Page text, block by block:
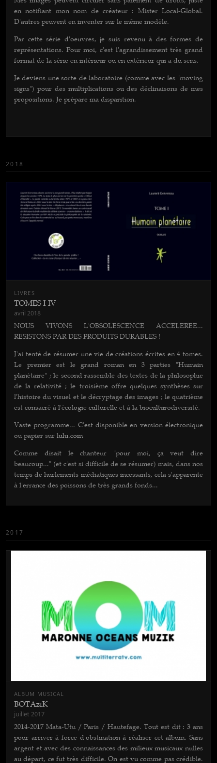
en notifiant mon nom de créateur : Mister Local-Global.
D'autres peuvent en inventer sur le même modèle.
Par cette série d'oeuvres, je suis revenu à des formes de
représentations. Pour moi, c'est l'agrandissement très grand
format de la série en intérieur ou en extérieur qui a du sens.
Je deviens une sorte de laboratoire (comme avec les "moving
signs") pour des multiplications ou des déclinaisons de mes
propositions. Je prépare ma disparition.
2018
LIVRES
TOMES I-IV
avril 2018
NOUS VIVONS L'OBSOLESCENCE ACCELEREE...
RESISTONS PAR DES PRODUITS DURABLES !
J'ai tenté de résumer une vie de créations écrites en 4 tomes.
Le premier est le grand roman en 3 parties "Humain
planétaire" ; le second rassemble des textes de la philosophie
de la relativité ; le troisième offre quelques synthèses sur
l'histoire du visuel et le décryptage des images ; le quatrième
est consacré à l'écologie culturelle et à la bioculturodiversité.
Vaste programme... C'est disponible en version électronique
ou papier sur lulu.com
Comme disait le chanteur "pour moi, ça veut dire
beaucoup..." (et c'est si difficile de se résumer) mais, dans nos
temps de hurlements médiatiques incessants, cela s'apparente
à l'errance des poissons de très grands fonds...
2017
ALBUM MUSICAL
BOTAziK
juillet 2017
2014-2017 Mata-Utu / Paris / Hautefage. Tout est dit : 3 ans
pour arriver à force d'obstination à réaliser cet album. Sans
argent et avec des connaissances des milieux musicaux nulles
au départ, ce fut très difficile. On est vu comme pas crédible.